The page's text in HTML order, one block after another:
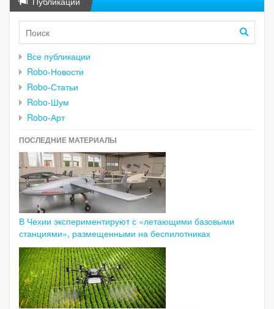
Все публикации
Robo-Новости
Robo-Статьи
Robo-Шум
Robo-Арт
ПОСЛЕДНИЕ МАТЕРИАЛЫ
В Чехии экспериментируют с «летающими базовыми
станциями», размещенными на беспилотниках